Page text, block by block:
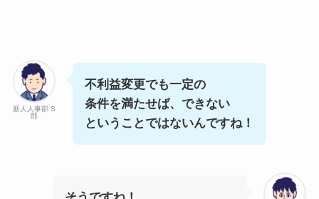
新人人事部 S
郎
不利益変更でも一定の
条件を満たせば、できない
ということではないんですね！